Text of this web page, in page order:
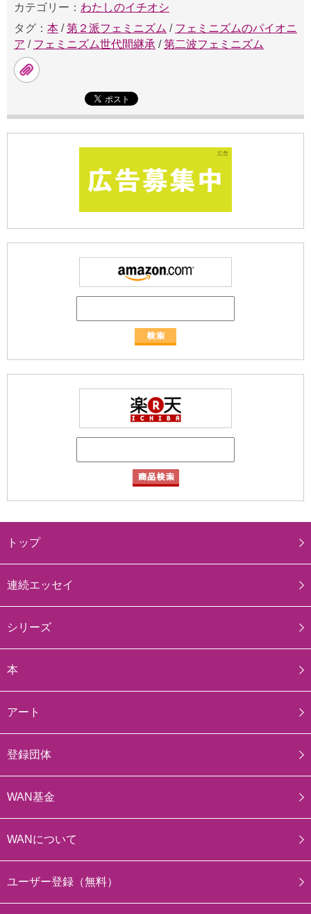
カテゴリー： わたしのイチオシ
タグ： 本 /第２派フェミニズム / フェミニズムのパイオニ
ア / フェミニズム世代間継承 /第二波フェミニズム
トップ
連続エッセイ
シリーズ
本
アート
登録団体
WAN基金
WANについて
ユーザー登録（無料）